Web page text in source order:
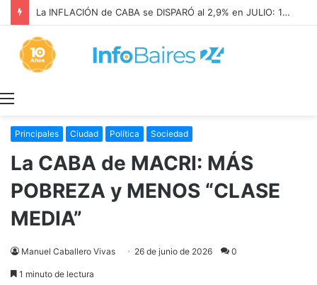
La INFLACIÓN de CABA se DISPARÓ al 2,9% en JULIO: 19,4% en 2026
Principales Ciudad Política Sociedad
La CABA de MACRI: MÁS
POBREZA y MENOS “CLASE
MEDIA”
Manuel Caballero Vivas 26 de junio de 2026 0
1 minuto de lectura